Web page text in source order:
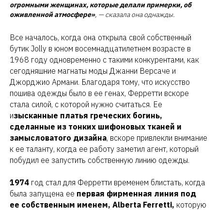
огромными женщинах, которые делали примерки, об
оживленной атмосфере», — сказала она однажды.
Все началось, когда она открыла свой собственный
бутик Jolly в юном восемнадцатилетнем возрасте в
1968 году одновременно с такими конкурентами, как
сегодняшние магнаты моды Джанни Версаче и
Джорджио Армани. Благодаря тому, что искусство
пошива одежды было в ее генах, Ферретти вскоре
стала силой, с которой нужно считаться. Ее
изысканные платья греческих богинь,
сделанные из тонких шифоновых тканей и
замысловатого дизайна, вскоре привлекли внимание
к ее таланту, когда ее работу заметил агент, который
побудил ее запустить собственную линию одежды.
1974 год стал для Ферретти временем блистать, когда
была запущена ее первая фирменная линия под
ее собственным именем, Alberta Ferretti, которую